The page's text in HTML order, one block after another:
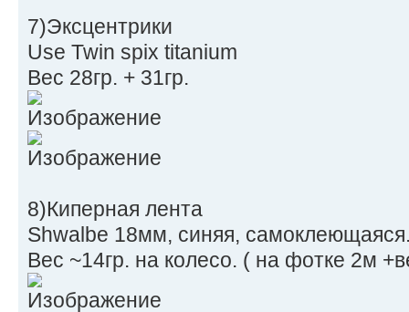
7)Эксцентрики
Use Twin spix titanium
Вес 28гр. + 31гр.
8)Киперная лента
Shwalbe 18мм, синяя,
Вес ~14гр. на колесо. ( на фотке 2м